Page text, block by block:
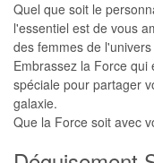
Quel que soit le
l'essentiel est de vous
des femmes de l'univers
Embrassez la Force
spéciale pour partager
galaxie.
Que la Force soit avec